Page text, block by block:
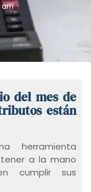
del mes de
están
herramienta
a la mano
cumplir sus